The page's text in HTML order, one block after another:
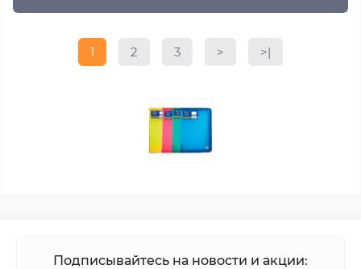
1 2 3 > >|
Подписывайтесь на новости и акции: